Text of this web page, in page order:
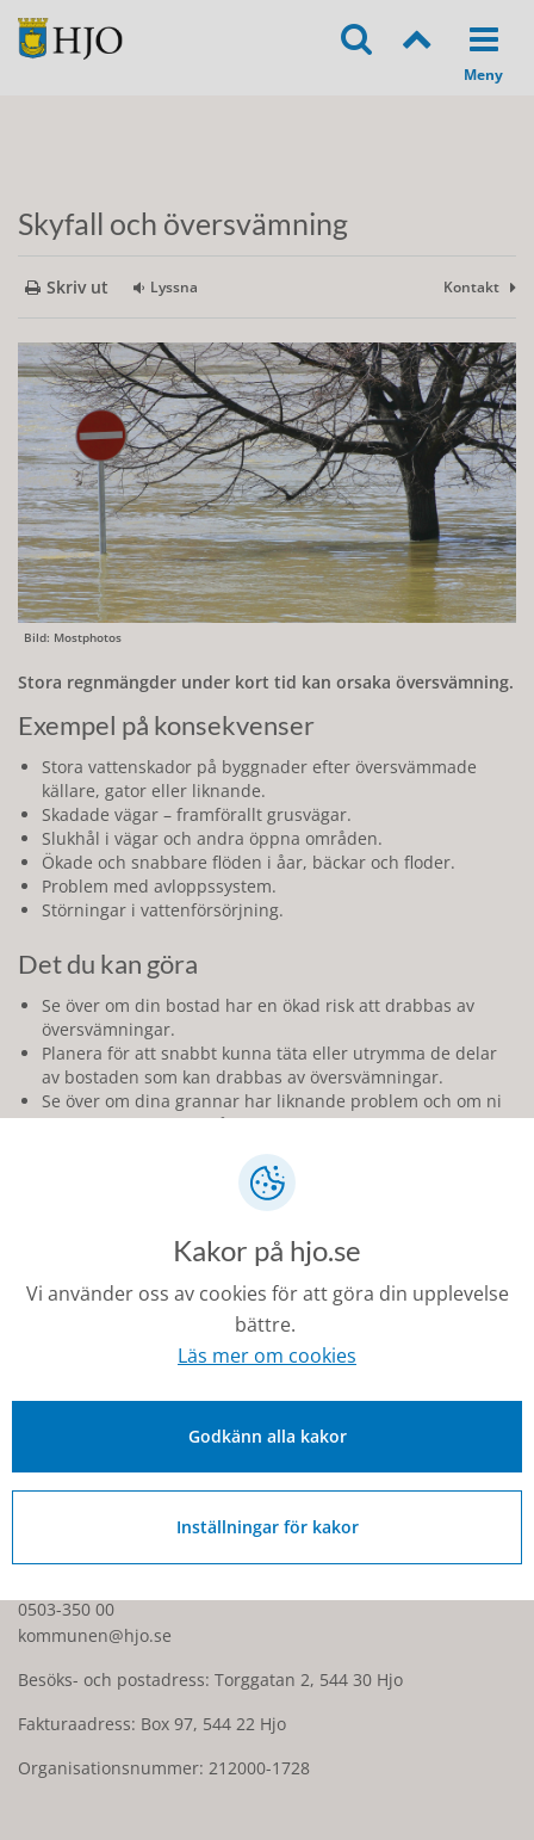
Skyfall och översvämning
Skriv ut Lyssna Kontakt
Bild: Mostphotos
Stora regnmängder under kort tid kan orsaka översvämning.
Exempel på konsekvenser
Stora vattenskador på byggnader efter översvämmade
källare, gator eller liknande.
Skadade vägar – framförallt grusvägar.
Slukhål i vägar och andra öppna områden.
Ökade och snabbare flöden i åar, bäckar och floder.
Problem med avloppssystem.
Störningar i vattenförsörjning.
Det du kan göra
Se över om din bostad har en ökad risk att drabbas av
översvämningar.
Planera för att snabbt kunna täta eller utrymma de delar
av bostaden som kan drabbas av översvämningar.
Se över om dina grannar har liknande problem och om ni
kan investera i skyddsåtgärder som barriärer, sandsäckar,
pumpar eller liknande tillsammans.
Om en vädervarning om mycket nederbörd utfärdats –
förbered dig och de platser som kan drabbas.
underlätta avrinning.
Rensa källare och andra utrymmen där vatten kan läcka in
på föremål som är känsliga för väta.
22 juni 2026
0503-350 00
kommunen@hjo.se
Besöks- och postadress: Torggatan 2, 544 30 Hjo
Fakturaadress: Box 97, 544 22 Hjo
Organisationsnummer: 212000-1728
Kakor på hjo.se
Vi använder oss av cookies för att göra din upplevelse
bättre.
Läs mer om cookies
Godkänn alla kakor
Inställningar för kakor